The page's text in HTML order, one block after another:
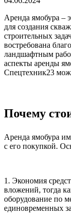
Аренда ямобура –
для создания
строительных
востребована
ландшафтным
аспекты аренды
Спецтехник23
Почему
Аренда ямобура
с его покупкой.
1. Экономия
вложений, тогда
оборудование по
единовременных